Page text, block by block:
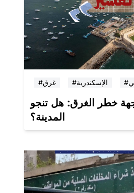
#غرق #الإسكندرية
خطر الغرق: هل تنجو
المدينة؟